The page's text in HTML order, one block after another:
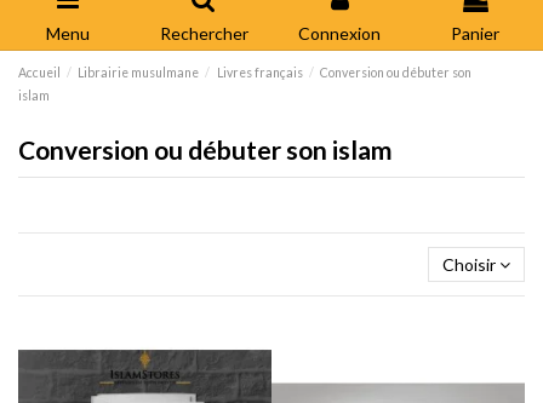
Menu Rechercher Connexion Panier
Accueil Librairie musulmane Livres français
Conversion ou débuter son
islam
Conversion ou débuter son islam
Choisir